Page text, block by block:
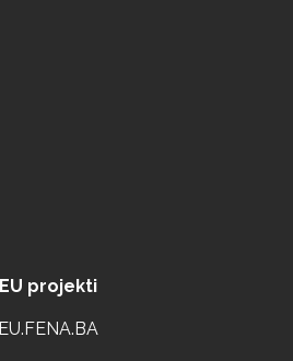
EU projekti
EU.FENA.BA